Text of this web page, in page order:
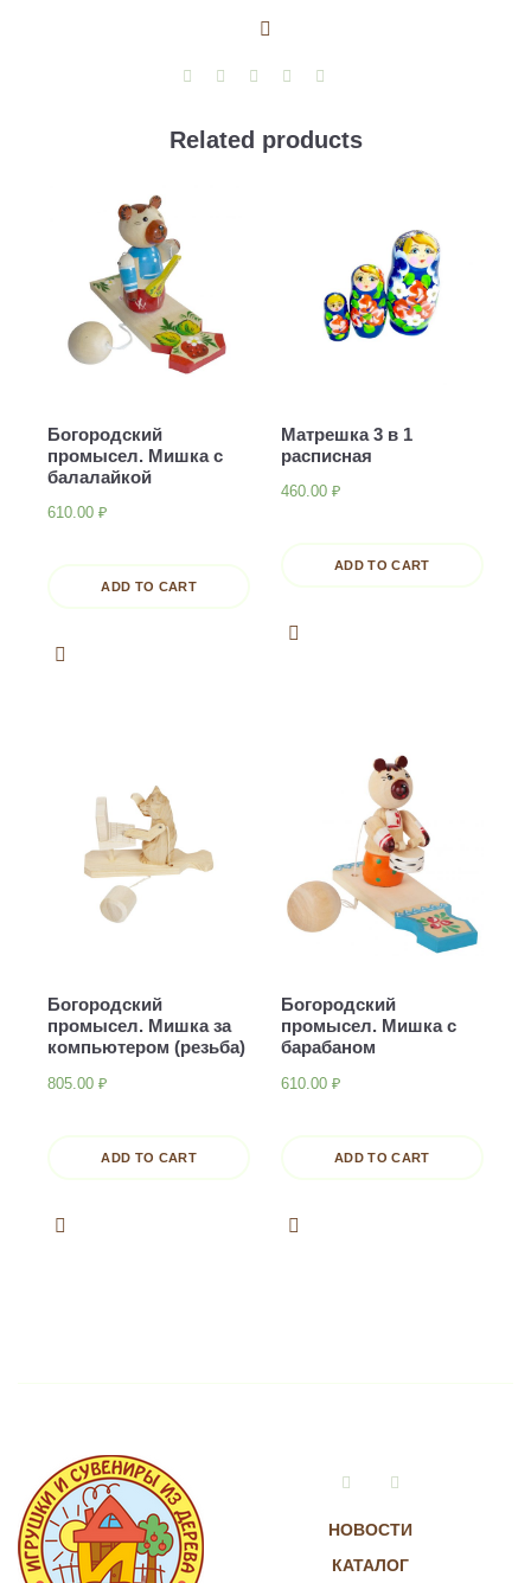
Related products
Богородский
промысел. Мишка с
балалайкой
610.00 ₽
ADD TO CART
Матрешка 3 в 1
расписная
460.00 ₽
ADD TO CART
Богородский
промысел. Мишка за
компьютером (резьба)
805.00 ₽
ADD TO CART
Богородский
промысел. Мишка с
барабаном
610.00 ₽
ADD TO CART
НОВОСТИ
КАТАЛОГ
VkontakteInstagram